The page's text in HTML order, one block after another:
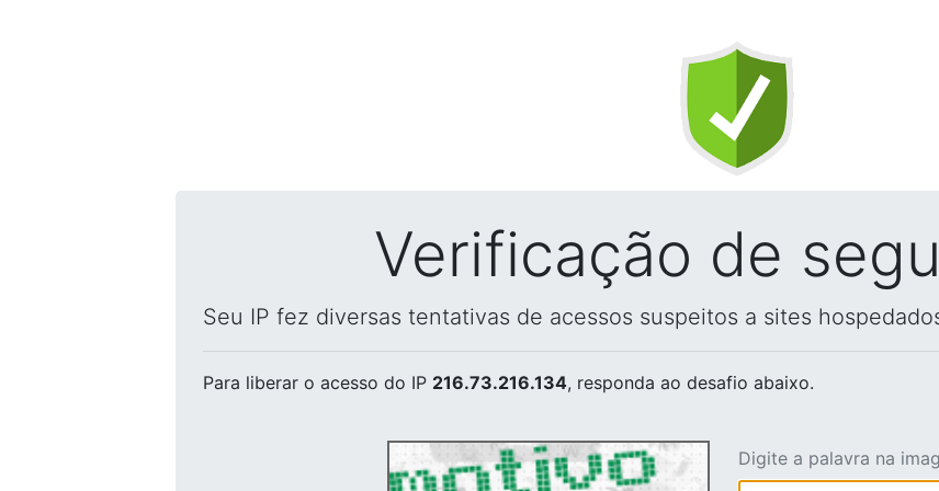
Verificação de
Seu IP fez diversas tentativas de acessos suspeitos a sites
Para liberar o acesso do IP 216.73.216.134, responda ao desafio abaixo.
Digite a palavra na